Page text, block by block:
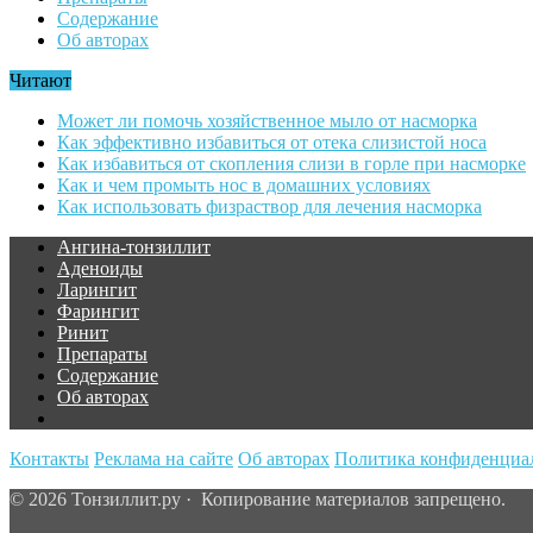
Содержание
Об авторах
Читают
Может ли помочь хозяйственное мыло от насморка
Как эффективно избавиться от отека слизистой носа
Как избавиться от скопления слизи в горле при насморке
Как и чем промыть нос в домашних условиях
Как использовать физраствор для лечения насморка
Ангина-тонзиллит
Аденоиды
Ларингит
Фарингит
Ринит
Препараты
Содержание
Об авторах
Контакты Реклама на сайте Об авторах Политика
© 2026 Тонзиллит.ру · Копирование материалов запрещено.